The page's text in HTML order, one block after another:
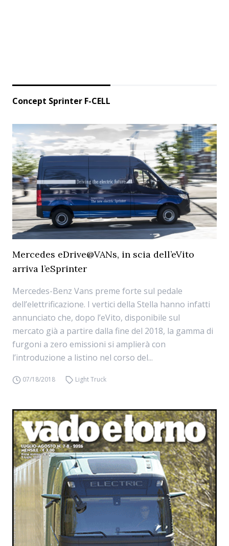
Concept Sprinter F-CELL
Mercedes eDrive@VANs, in scia dell’eVito
arriva l’eSprinter
Mercedes-Benz Vans preme forte sul pedale
dell’elettrificazione. I vertici della Stella hanno infatti
annunciato che, dopo l’eVito, disponibile sul
mercato già a partire dalla fine del 2018, la gamma di
furgoni a zero emissioni si amplierà con
l’introduzione a listino nel corso del...
07/18/2018 Light Truck